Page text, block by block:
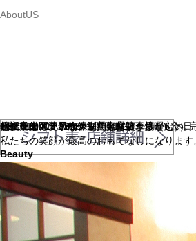
AboutUS
Beauty
ビューティーパーク（美容室）
札幌市東区北12条東1丁目1-22
OPEN 9:00～19:00 毎週火曜第三月曜定休日
電話予約可、予約優先、無料駐車場（6台）
個室完備（要予約、別料金は頂きません）
TEL:011-711-9958
どこにも似ていない、でも何だか懐かしい。
私たちの笑顔が最高のおもてなしになりま